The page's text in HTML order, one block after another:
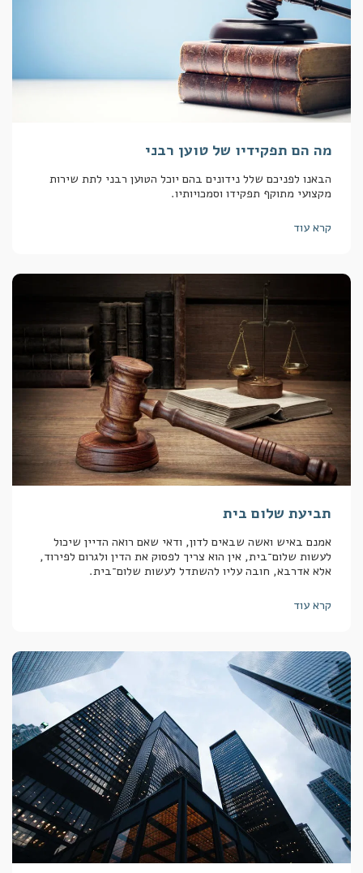
מה הם תפקידיו של טוען רבני
הבאנו לפניכם שלל נידונים בהם יוכל הטוען רבני לתת שירות
מקצועי מתוקף תפקידו וסמכויותיו.
קרא עוד
תביעת שלום בית
אמנם באיש ואשה שבאים לדון, ודאי שאם רואה הדיין שיכול
לעשות שלום־בית, אין הוא צריך לפסוק את הדין ולגרום לפירוד,
אלא אדרבא, חובה עליו להשתדל לעשות שלום־בית.
קרא עוד